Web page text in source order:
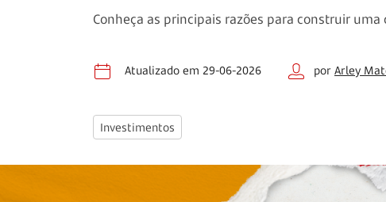
Conheça as principais razões para construir
Atualizado em 29-06-2026 por Arley
Investimentos